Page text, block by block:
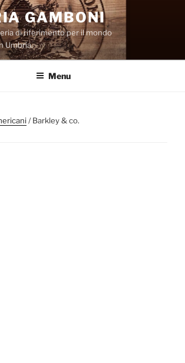
GAMBONI
di riferimento per il mondo
Umbria.
Menu
/ Barkley & co.